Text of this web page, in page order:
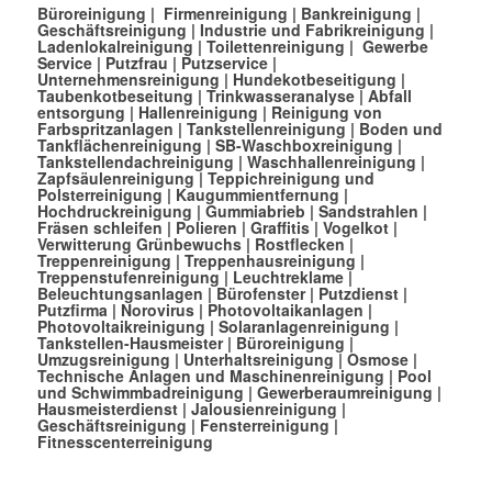
Büroreinigung | Firmenreinigung | Bankreinigung |
Geschäftsreinigung | Industrie und Fabrikreinigung |
Ladenlokalreinigung| Toilettenreinigung | Gewerbe
Service| Putzfrau | Putzservice|
Unternehmensreinigung | Hundekotbeseitigung |
Taubenkotbeseitung | Trinkwasseranalyse|Abfall
entsorgung | Hallenreinigung | Reinigung von
Farbspritzanlagen | Tankstellenreinigung| Boden und
Tankflächenreinigung | SB-Waschboxreinigung |
Tankstellendachreinigung | Waschhallenreinigung |
Zapfsäulenreinigung| Teppichreinigung und
Polsterreinigung| Kaugummientfernung|
Hochdruckreinigung | Gummiabrieb | Sandstrahlen |
Fräsen schleifen | Polieren | Graffitis| Vogelkot|
Verwitterung Grünbewuchs| Rostflecken|
Treppenreinigung | Treppenhausreinigung |
Treppenstufenreinigung| Leuchtreklame|
Beleuchtungsanlagen |Bürofenster| Putzdienst|
Putzfirma | Norovirus| Photovoltaikanlagen |
Photovoltaikreinigung | Solaranlagenreinigung |
Tankstellen-Hausmeister| Büroreinigung |
Umzugsreinigung | Unterhaltsreinigung|Osmose|
Technische Anlagen und Maschinenreinigung | Pool
und Schwimmbadreinigung | Gewerberaumreinigung |
Hausmeisterdienst| Jalousienreinigung |
Geschäftsreinigung | Fensterreinigung|
Fitnesscenterreinigung